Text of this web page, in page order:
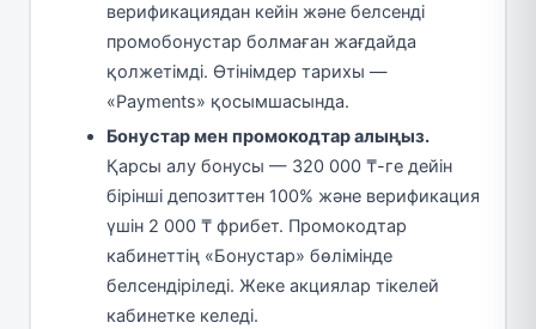
верификациядан кейін және белсенді
промобонустар болмаған жағдайда
қолжетімді. Өтінімдер тарихы —
«Payments» қосымшасында.
Бонустар мен промокодтар алыңыз.
Қарсы алу бонусы — 320 000 ₸-ге дейін
бірінші депозиттен 100% және верификация
үшін 2 000 ₸ фрибет. Промокодтар
кабинеттің «Бонустар» бөлімінде
белсендіріледі. Жеке акциялар тікелей
кабинетке келеді.